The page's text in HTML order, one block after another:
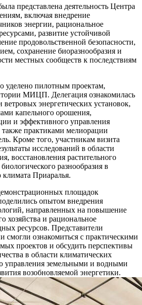
представлена деятельность Центра
включая внедрение
энергии, рациональное
развитие устойчивой
продовольственной безопасности,
сохранение биоразнообразия и
местных сообществ к последствиям
уделено пилотным проектам,
МИЦП. Делегация ознакомилась
энергетических установок,
капельного орошения,
и эффективного управления
практиками мелиорации
Кроме того, участникам визита
исследований в области
восстановления растительного
разнообразия в
климата Приаралья.
площадок
опытом внедрения
направленных на повышение
хозяйства и рациональное
ресурсов. Представители
смогли ознакомиться с практическими
проектов и обсудить перспективы
в области климатических
управления земельными и водными
возобновляемой энергетики.